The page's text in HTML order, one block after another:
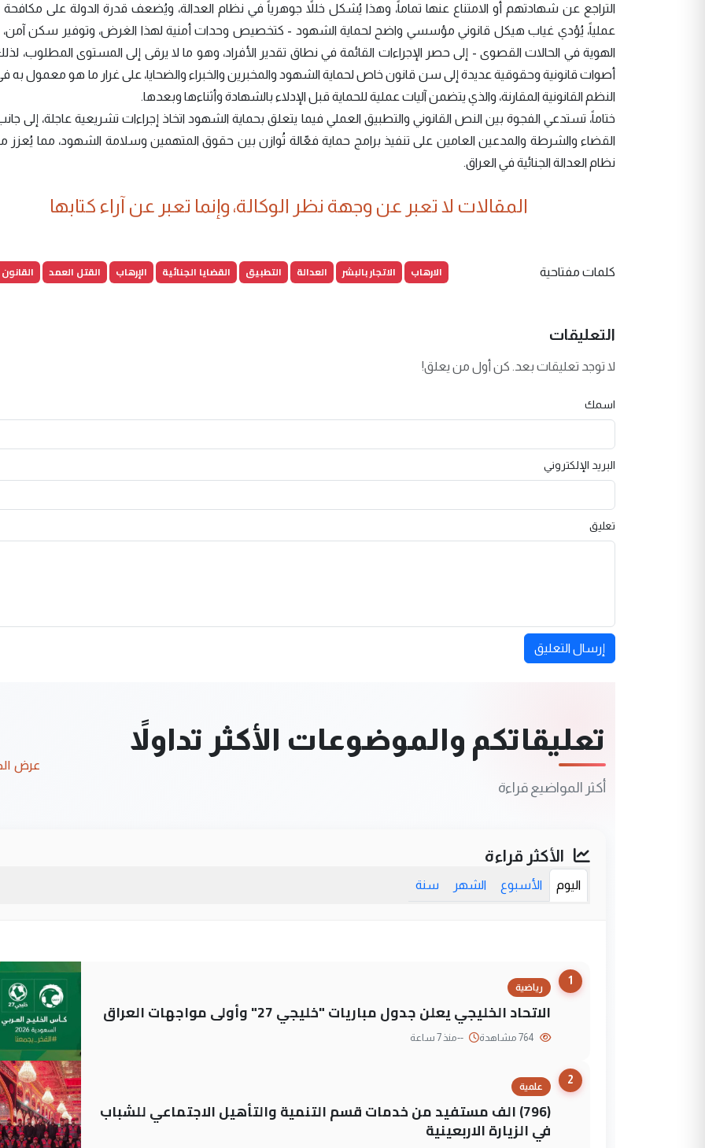
التراجع عن شهادتهم أو الامتناع عنها تماماً، وهذا يُشكل خللاً جوهرياً في نظام العدالة، ويُضعف قدرة الدولة على مكافحة
عملياً، يُؤدي غياب هيكل قانوني مؤسسي واضح لحماية الشهود - كتخصيص وحدات أمنية لهذا الغرض، وتوفير سكن آمن،
الهوية في الحالات القصوى - إلى حصر الإجراءات القائمة في نطاق تقدير الأفراد، وهو ما لا يرقى إلى المستوى المطلوب،
أصوات قانونية وحقوقية عديدة إلى سن قانون خاص لحماية الشهود والمخبرين والخبراء والضحايا، على غرار ما هو معمول
النظم القانونية المقارنة، والذي يتضمن آليات عملية للحماية قبل الإدلاء بالشهادة وأثناءها وبعدها.
ختاماً، تستدعي الفجوة بين النص القانوني والتطبيق العملي فيما يتعلق بحماية الشهود اتخاذ إجراءات تشريعية عاجلة، إلى
القضاء والشرطة والمدعين العامين على تنفيذ برامج حماية فعّالة تُوازن بين حقوق المتهمين وسلامة الشهود، مما يُعزز
نظام العدالة الجنائية في العراق.
المقالات لا تعبر عن وجهة نظر الوكالة، وإنما تعبر عن آراء كتابها
كلمات مفتاحية الارهاب الاتجار بالبشر العدالة التطبيق القضايا الجنائية الإرهاب القتل العمد
التعليقات
لا توجد تعليقات بعد. كن أول من يعلق!
اسمك
البريد الإلكتروني
تعليق
إرسال التعليق
تعليقاتكم والموضوعات الأكثر تداولاً
أكثر المواضيع قراءة
عرض
الأكثر قراءة
اليوم الأسبوع الشهر سنة
1
رياضية
الاتحاد الخليجي يعلن جدول مباريات "خليجي 27" وأولى مواجهات العراق
--منذ 7 ساعة
2
علمية
(796) الف مستفيد من خدمات قسم التنمية والتأهيل الاجتماعي للشباب
في الزيارة الاربعينية